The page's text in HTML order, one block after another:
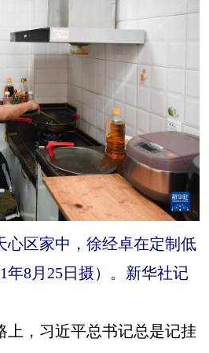
区家中，徐经卓在定制低
年8月25日摄）。新华社记
，习近平总书记总是记挂